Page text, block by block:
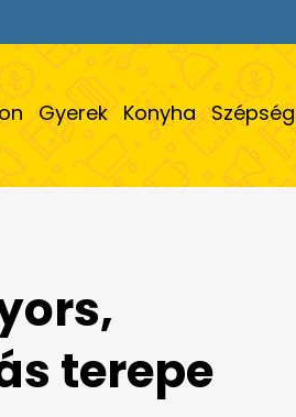
Gyerek Konyha Szépség
terepe